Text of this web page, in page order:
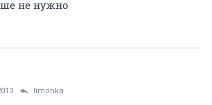
не нужно
limonka